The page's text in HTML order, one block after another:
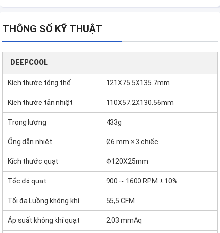
THÔNG SỐ KỸ THUẬT
DEEPCOOL
Kích thước tổng thể 121X75.5X135.7mm
Kích thước tản nhiệt 110X57.2X130.56mm
Trọng lượng 433g
Ống dẫn nhiệt Ø6 mm × 3 chiếc
Kích thước quạt Φ120X25mm
Tốc độ quạt 900 ~ 1600 RPM ± 10%
Tối đa Luồng không khí 55,5 CFM
Áp suất không khí quạt 2,03 mmAq